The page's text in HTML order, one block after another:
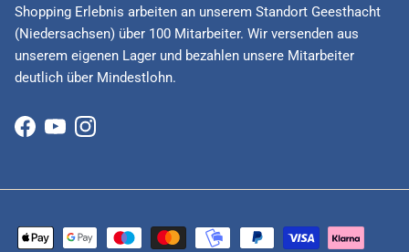
Shopping Erlebnis arbeiten an unserem Standort Geesthacht
(Niedersachsen) über 100 Mitarbeiter. Wir versenden aus
unserem eigenen Lager und bezahlen unsere Mitarbeiter
deutlich über Mindestlohn.
Facebook
YouTubeInstagram